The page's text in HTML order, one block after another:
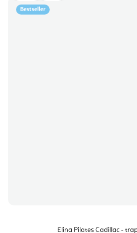
Bestseller
Elina Pilates Cadillac -